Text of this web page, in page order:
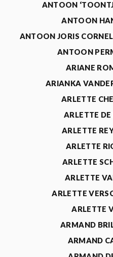
ANTOON
ANTOON
ANTOON JORIS
ANTOON
ARIANE
ARIANKA
ARLETTE
ARLETTE DE
ARLETTE
ARLETTE
ARLETTE
ARLETTE
ARLETTE
ARLETTE
ARMAND
ARMAND